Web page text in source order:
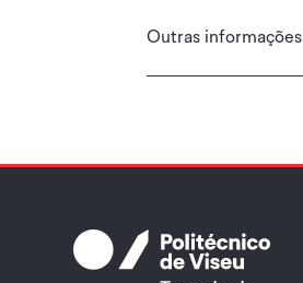
Outras informações